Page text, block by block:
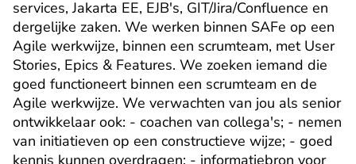
services, Jakarta EE, EJB's, GIT/Jira/Confluence en
dergelijke zaken. We werken binnen SAFe op een
Agile werkwijze, binnen een scrumteam, met User
Stories, Epics & Features. We zoeken iemand die
goed functioneert binnen een scrumteam en de
Agile werkwijze. We verwachten van jou als senior
ontwikkelaar ook: - coachen van collega's; - nemen
van initiatieven op een constructieve wijze; - goed
kennis kunnen overdragen; - informatiebron voor